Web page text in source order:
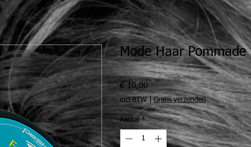
Mode Haar Pommade
€ 10,00Prijs
incl.BTW |Gratis verzenden
Aantal *